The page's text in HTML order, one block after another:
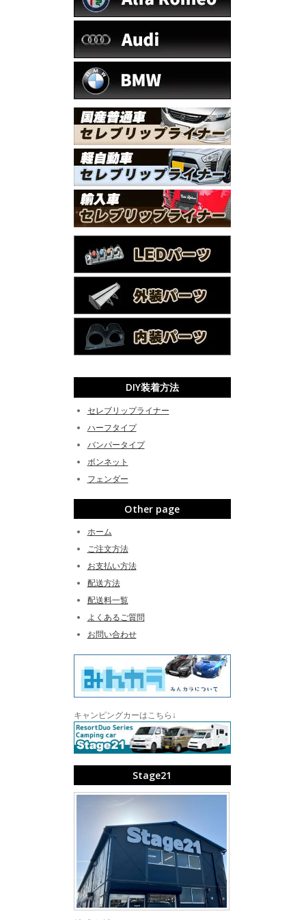
DIY装着方法
セレブリップライナー
ハーフタイプ
バンパータイプ
ボンネット
フェンダー
Other page
ホーム
ご注文方法
お支払い方法
配送方法
配送料一覧
よくあるご質問
お問い合わせ
キャンピングカーはこちら↓
Stage21